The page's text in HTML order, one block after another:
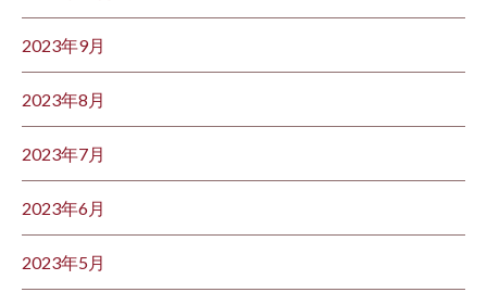
2023年9月
2023年8月
2023年7月
2023年6月
2023年5月